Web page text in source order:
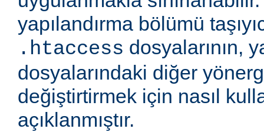
yapılandırma bölümü
.htaccess dosyalarının,
dosyalarındaki diğer
değiştirtirmek için nasıl
açıklanmıştır.